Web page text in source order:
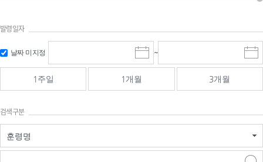
발령일자
날짜 미지정
시
작
일
선
~
마
감
선
1주일 1개월 3개월
검색구분
훈령명